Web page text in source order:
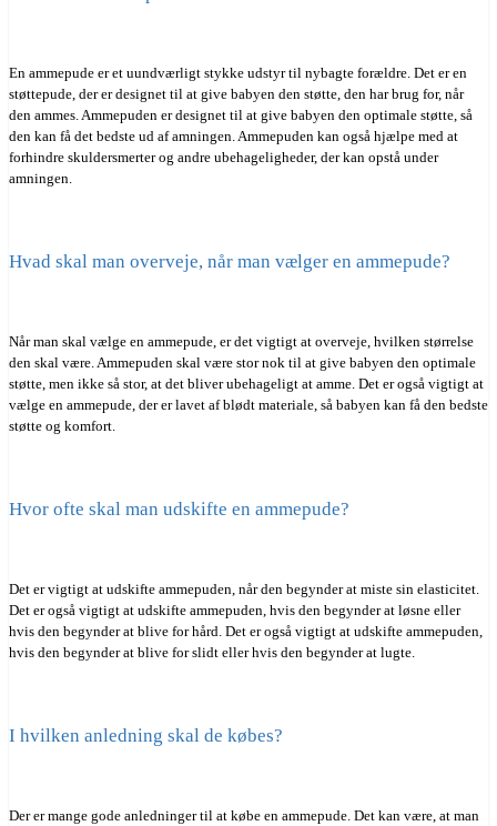
En ammepude er et uundværligt stykke udstyr til nybagte forældre. Det er en
støttepude, der er designet til at give babyen den støtte, den har brug for, når
den ammes. Ammepuden er designet til at give babyen den optimale støtte, så
den kan få det bedste ud af amningen. Ammepuden kan også hjælpe med at
forhindre skuldersmerter og andre ubehageligheder, der kan opstå under
amningen.
Hvad skal man overveje, når man vælger en ammepude?
Når man skal vælge en ammepude, er det vigtigt at overveje, hvilken størrelse
den skal være. Ammepuden skal være stor nok til at give babyen den optimale
støtte, men ikke så stor, at det bliver ubehageligt at amme. Det er også vigtigt at
vælge en ammepude, der er lavet af blødt materiale, så babyen kan få den bedste
støtte og komfort.
Hvor ofte skal man udskifte en ammepude?
Det er vigtigt at udskifte ammepuden, når den begynder at miste sin elasticitet.
Det er også vigtigt at udskifte ammepuden, hvis den begynder at løsne eller
hvis den begynder at blive for hård. Det er også vigtigt at udskifte ammepuden,
hvis den begynder at blive for slidt eller hvis den begynder at lugte.
I hvilken anledning skal de købes?
Der er mange gode anledninger til at købe en ammepude. Det kan være, at man